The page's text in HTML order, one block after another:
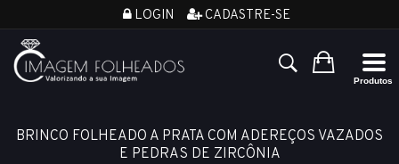
LOGIN CADASTRE-SE
BRINCO FOLHEADO A PRATA COM ADEREÇOS VAZADOS
E PEDRAS DE ZIRCÔNIA